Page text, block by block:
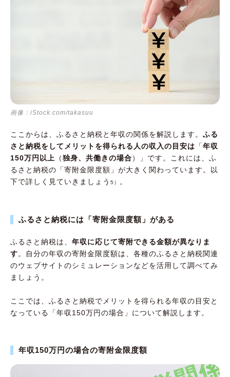
画像：iStock.com/takasuu
ここからは、ふるさと納税と年収の関係を解説します。 ふる
さと納税をしてメリットを得られる人の収入の目安は 「年収
150万円以上
（独身、共働きの場合）」です。これには、ふ
るさと納税の「寄附金限度額」が大きく関わっています。以
下で詳しく見ていきましょう 5） 。
ふるさと納税には「寄附金限度額」がある
ふるさと納税は、 年収に応じて寄附できる金額が異なりま
す。自分の年収の寄附金限度額は、各種のふるさと納税関連
のウェブサイトのシミュレーションなどを活用して調べてみ
ましょう。
ここでは、ふるさと納税でメリットを得られる年収の目安と
なっている「年収150万円の場合」について解説します。
年収150万円の場合の寄附金限度額